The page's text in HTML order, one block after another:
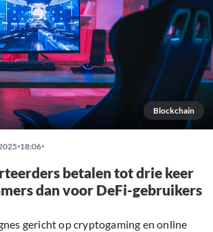
Blockchain
18:06
betalen tot drie keer
dan voor DeFi-gebruikers
gericht op cryptogaming en online